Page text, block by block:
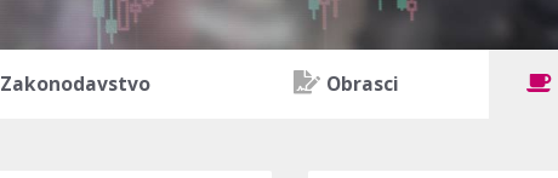
Zakonodavstvo Obrasci